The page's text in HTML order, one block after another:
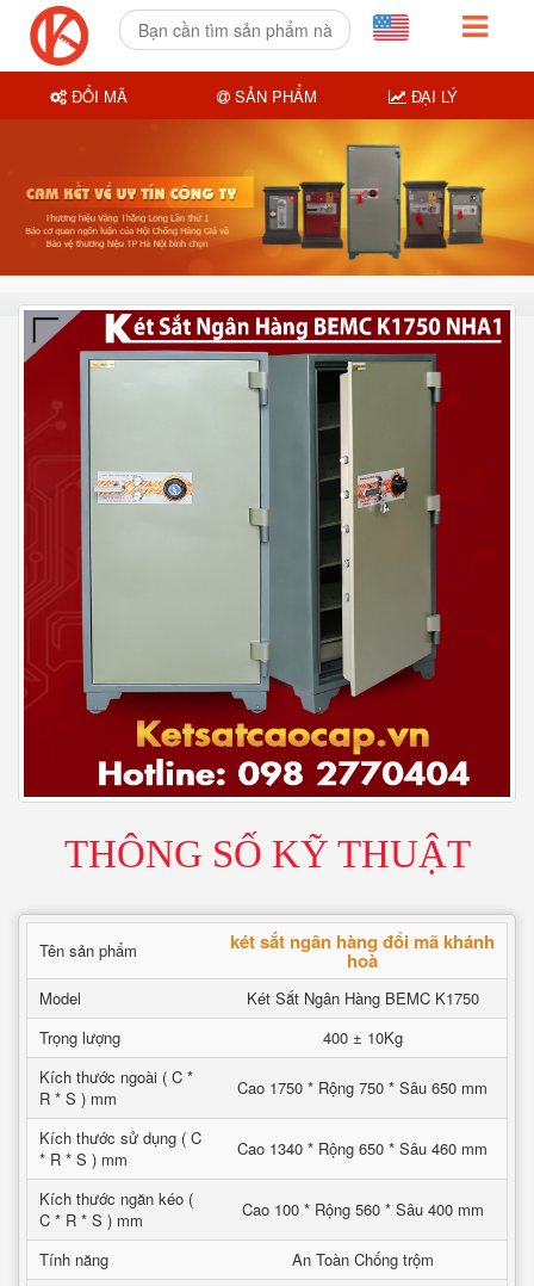
THÔNG SỐ KỸ THUẬT
Tên sản phẩm két sắt ngân hàng đổi mã khánh
hoà
Model
Két Sắt Ngân Hàng BEMC K1750
Trọng lượng
400 ± 10Kg
Kích thước ngoài ( C *
R * S ) mm
Cao 1750 * Rộng 750 * Sâu 650 mm
Kích thước sử dụng ( C
* R * S ) mm
Cao 1340 * Rộng 650 * Sâu 460 mm
Kích thước ngăn kéo (
C * R * S ) mm
Cao 100 * Rộng 560 * Sâu 400 mm
Tính năng
An Toàn Chống trộm
ĐỔI MÃ SẢN PHẨM ĐẠI LÝ